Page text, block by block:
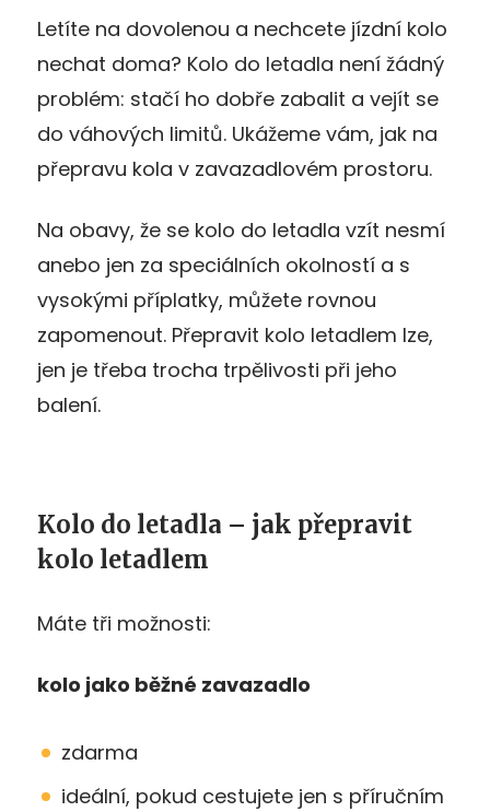
Letíte na dovolenou a nechcete jízdní kolo
nechat doma? Kolo do letadla není žádný
problém: stačí ho dobře zabalit a vejít se
do váhových limitů. Ukážeme vám, jak na
přepravu kola v zavazadlovém prostoru.
Na obavy, že se kolo do letadla vzít nesmí
anebo jen za speciálních okolností a s
vysokými příplatky, můžete rovnou
zapomenout. Přepravit kolo letadlem lze,
jen je třeba trocha trpělivosti při jeho
balení.
Kolo do letadla – jak přepravit
kolo letadlem
Máte tři možnosti:
kolo jako běžné zavazadlo
zdarma
ideální, pokud cestujete jen s příručním